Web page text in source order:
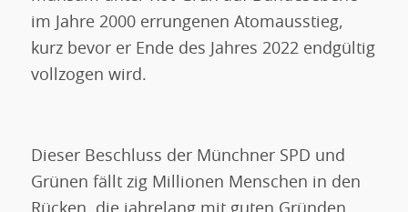
im Jahre 2000 errungenen Atomausstieg,
kurz bevor er Ende des Jahres 2022 endgültig
vollzogen wird.
Dieser Beschluss der Münchner SPD und
Grünen fällt zig Millionen Menschen in den